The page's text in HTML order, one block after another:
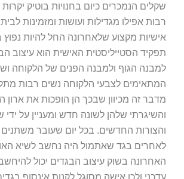
שקלים הנמכרים כיום בחנויות בוטיק
רבות אפילו מגדילות ועושות ומזמינות
אישיות מקצוע שלאחרונה החל להיות
תפקיד הסטייליסטית האישית הוא עיצוב
למבנה הגוף ולמבנה הפנים של הלקוחה
המתאימים לצבעי הלקוחה נשים רבות
מדבר זה מכיוון שבכך הן הופכות את
והשיגרתי שלהן לשונה חדש ומעניין על ידי
והצורות החדשים. בכל יום שעובר משתנים
לאחרים בגד שאתמול היה נחשב לשיא
האחרונה בשוק עיצוב הבגדים יכול להיחשב
עדכני ולכן אישה מסוגל לקנות אינסוף